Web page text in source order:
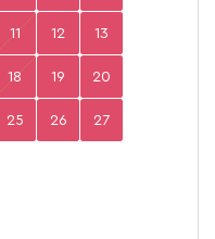
11 12 13
18 19 20
25 26 27